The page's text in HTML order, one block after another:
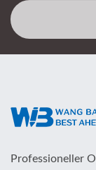
Professioneller